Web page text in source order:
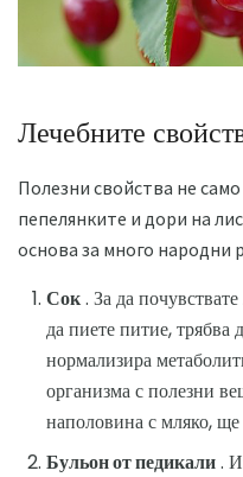
Лечебните
Полезни свойства не
пепелянките и дори на
основа за много народни
Сок. За да
да пиете питие,
нормализира
организма с полезни
наполовина с мляко,
Бульон от педикали.